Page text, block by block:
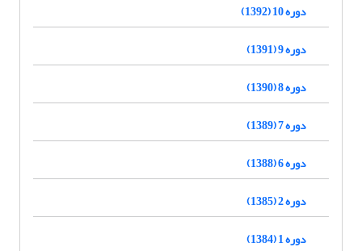
دوره 10 (1392)
دوره 9 (1391)
دوره 8 (1390)
دوره 7 (1389)
دوره 6 (1388)
دوره 2 (1385)
دوره 1 (1384)